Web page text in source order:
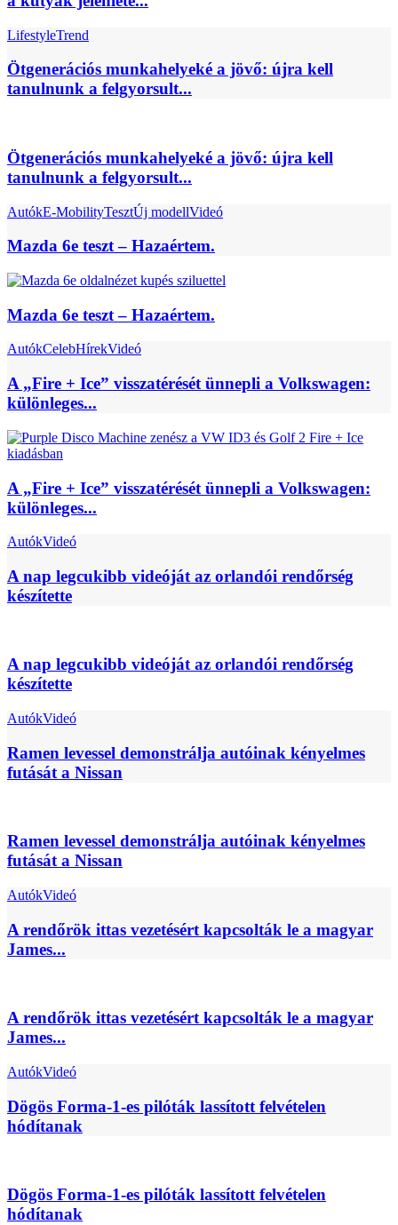
LifestyleTrend
Ötgenerációs munkahelyeké a jövő: újra kell
tanulnunk a felgyorsult...
Ötgenerációs munkahelyeké a jövő: újra kell
tanulnunk a felgyorsult...
AutókE-MobilityTesztÚj modellVideó
Mazda 6e teszt – Hazaértem.
Mazda 6e teszt – Hazaértem.
AutókCelebHírekVideó
A „Fire + Ice” visszatérését ünnepli a Volkswagen:
különleges...
A „Fire + Ice” visszatérését ünnepli a Volkswagen:
különleges...
AutókVideó
A nap legcukibb videóját az orlandói rendőrség
készítette
A nap legcukibb videóját az orlandói rendőrség
készítette
AutókVideó
Ramen levessel demonstrálja autóinak kényelmes
futását a Nissan
Ramen levessel demonstrálja autóinak kényelmes
futását a Nissan
AutókVideó
A rendőrök ittas vezetésért kapcsolták le a magyar
James...
A rendőrök ittas vezetésért kapcsolták le a magyar
James...
AutókVideó
Dögös Forma-1-es pilóták lassított felvételen
hódítanak
Dögös Forma-1-es pilóták lassított felvételen
hódítanak